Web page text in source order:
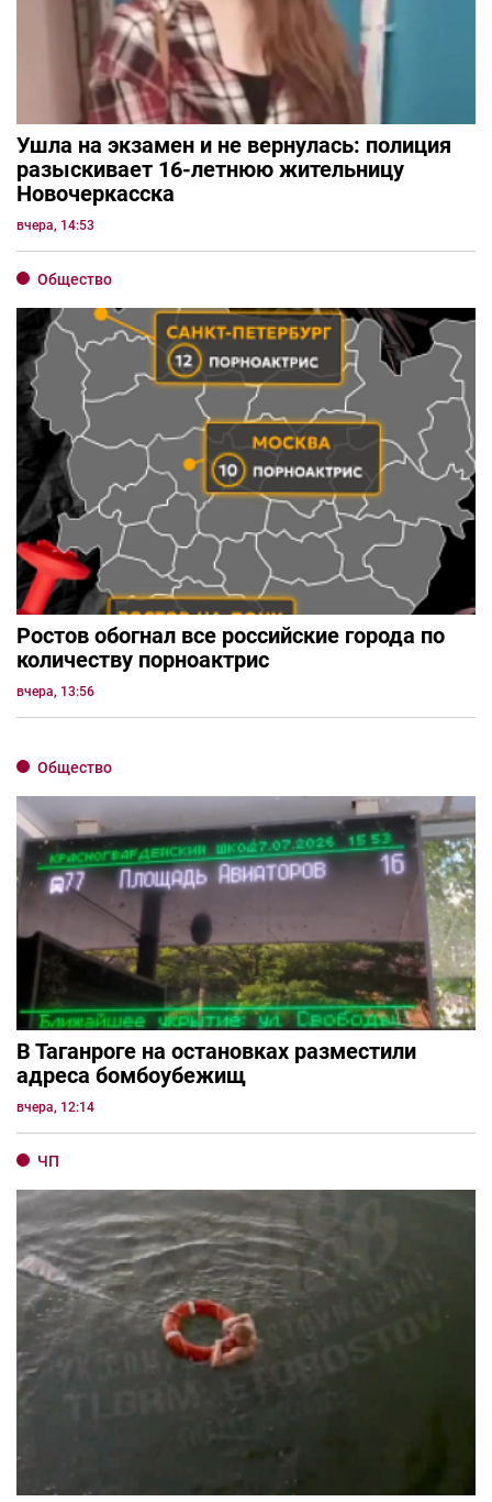
Ушла на экзамен и не вернулась: полиция
разыскивает 16-летнюю жительницу
Новочеркасска
вчера, 14:53
Общество
Ростов обогнал все российские города по
количеству порноактрис
вчера, 13:56
Общество
В Таганроге на остановках разместили
адреса бомбоубежищ
вчера, 12:14
ЧП